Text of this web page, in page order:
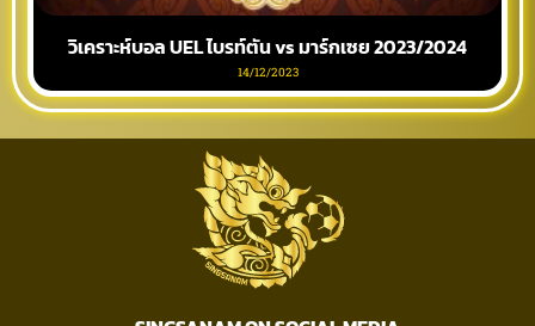
วิเคราะห์บอล UEL ไบรท์ตัน vs มาร์กเซย 2023/2024
14/12/2023